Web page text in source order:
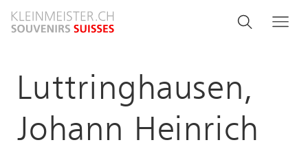
zum
Search
Suche
Luttringhausen,
Johann Heinrich